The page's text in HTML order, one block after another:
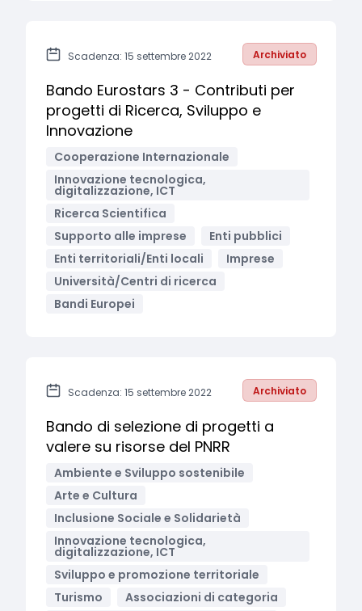
Scadenza: 15 settembre 2022 Archiviato
Bando Eurostars 3 - Contributi per
progetti di Ricerca, Sviluppo e
Innovazione
Cooperazione Internazionale
Innovazione tecnologica,
digitalizzazione, ICT
Ricerca Scientifica
Supporto alle imprese
Enti pubblici
Enti territoriali/Enti locali
Imprese
Università/Centri di ricerca
Bandi Europei
Scadenza: 15 settembre 2022 Archiviato
Bando di selezione di progetti a
valere su risorse del PNRR
Ambiente e Sviluppo sostenibile
Arte e Cultura
Inclusione Sociale e Solidarietà
Innovazione tecnologica,
digitalizzazione, ICT
Sviluppo e promozione territoriale
Turismo
Associazioni di categoria